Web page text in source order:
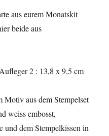
aus eurem Monatskit
beide aus
2 : 13,8 x 9,5 cm
aus dem Stempelset
weiss embosst,
und dem Stempelkissen in